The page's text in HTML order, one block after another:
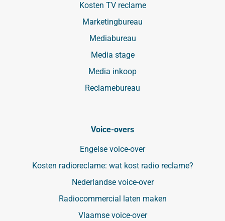
Kosten TV reclame
Marketingbureau
Mediabureau
Media stage
Media inkoop
Reclamebureau
Voice-overs
Engelse voice-over
Kosten radioreclame: wat kost radio reclame?
Nederlandse voice-over
Radiocommercial laten maken
Vlaamse voice-over